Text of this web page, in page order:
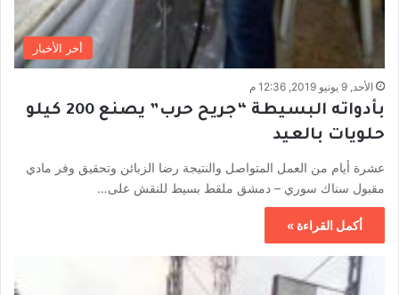
أخر الأخبار
الأحد, 9 يونيو 2019, 12:36 م
بأدواته البسيطة “جريح حرب” يصنع 200 كيلو
حلويات بالعيد
عشرة أيام من العمل المتواصل والنتيجة رضا الزبائن وتحقيق وفر مادي
مقبول سناك سوري – دمشق ملقط بسيط للنقش على…
أكمل القراءة »